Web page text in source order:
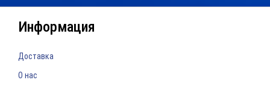
Информация
Доставка
О нас